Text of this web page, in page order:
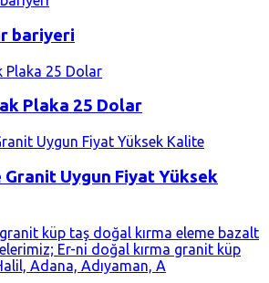
bariyeri
Plaka 25 Dolar
Granit Uygun Fiyat Yüksek